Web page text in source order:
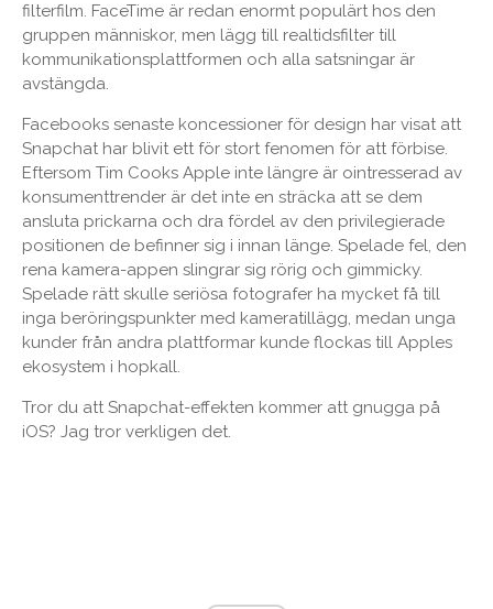
filterfilm. FaceTime är redan enormt populärt hos den
gruppen människor, men lägg till realtidsfilter till
kommunikationsplattformen och alla satsningar är
avstängda.
Facebooks senaste koncessioner för design har visat att
Snapchat har blivit ett för stort fenomen för att förbise.
Eftersom Tim Cooks Apple inte längre är ointresserad av
konsumenttrender är det inte en sträcka att se dem
ansluta prickarna och dra fördel av den privilegierade
positionen de befinner sig i innan länge. Spelade fel, den
rena kamera-appen slingrar sig rörig och gimmicky.
Spelade rätt skulle seriösa fotografer ha mycket få till
inga beröringspunkter med kameratillägg, medan unga
kunder från andra plattformar kunde flockas till Apples
ekosystem i hopkall.
Tror du att Snapchat-effekten kommer att gnugga på
iOS? Jag tror verkligen det.